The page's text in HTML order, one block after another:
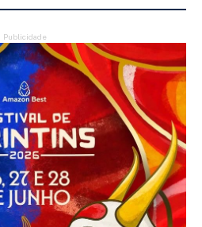
Publicidade